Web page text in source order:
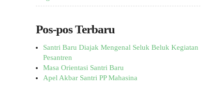
Pos-pos Terbaru
Santri Baru Diajak Mengenal Seluk Beluk Kegiatan
Pesantren
Masa Orientasi Santri Baru
Apel Akbar Santri PP Mahasina